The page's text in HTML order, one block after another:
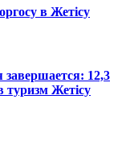
в Жетісу
12,3
туризм Жетісу